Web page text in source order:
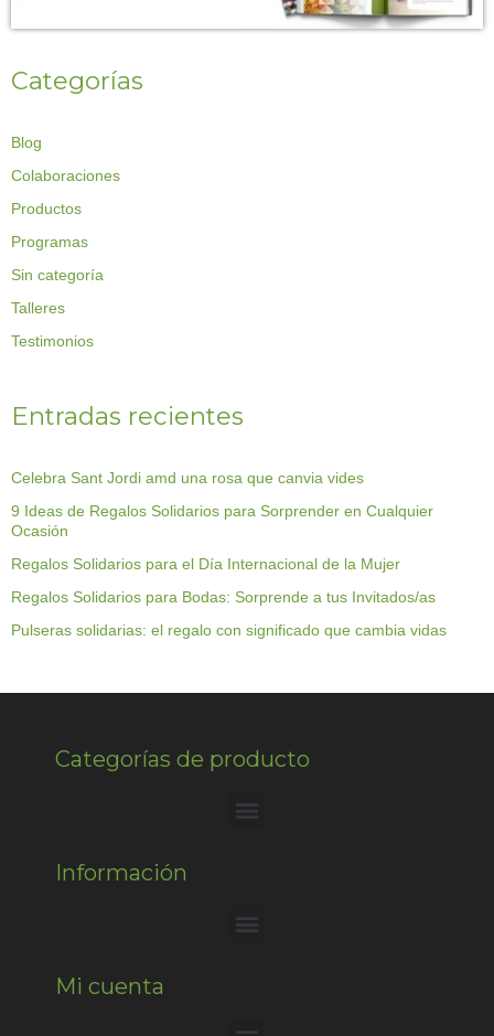
Categorías
Blog
Colaboraciones
Productos
Programas
Sin categoría
Talleres
Testimonios
Entradas recientes
Celebra Sant Jordi amd una rosa que canvia vides
9 Ideas de Regalos Solidarios para Sorprender en Cualquier
Ocasión
Regalos Solidarios para el Día Internacional de la Mujer
Regalos Solidarios para Bodas: Sorprende a tus Invitados/as
Pulseras solidarias: el regalo con significado que cambia vidas
Categorías de producto
Información
Mi cuenta